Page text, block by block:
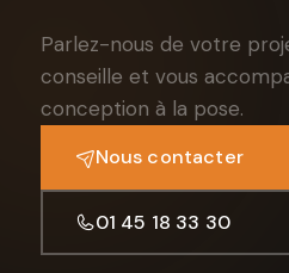
Parlez-nous de votre
conseille et vous
conception à la pose.
Nous contacter
01 45 18 33 30